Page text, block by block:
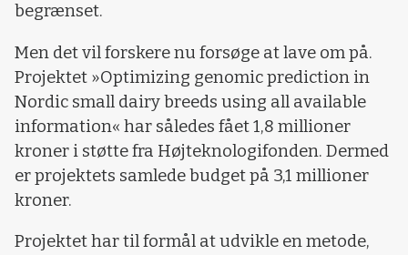
begrænset.
Men det vil forskere nu forsøge at lave om på.
Projektet »Optimizing genomic prediction in
Nordic small dairy breeds using all available
information« har således fået 1,8 millioner
kroner i støtte fra Højteknologifonden. Dermed
er projektets samlede budget på 3,1 millioner
kroner.
Projektet har til formål at udvikle en metode,